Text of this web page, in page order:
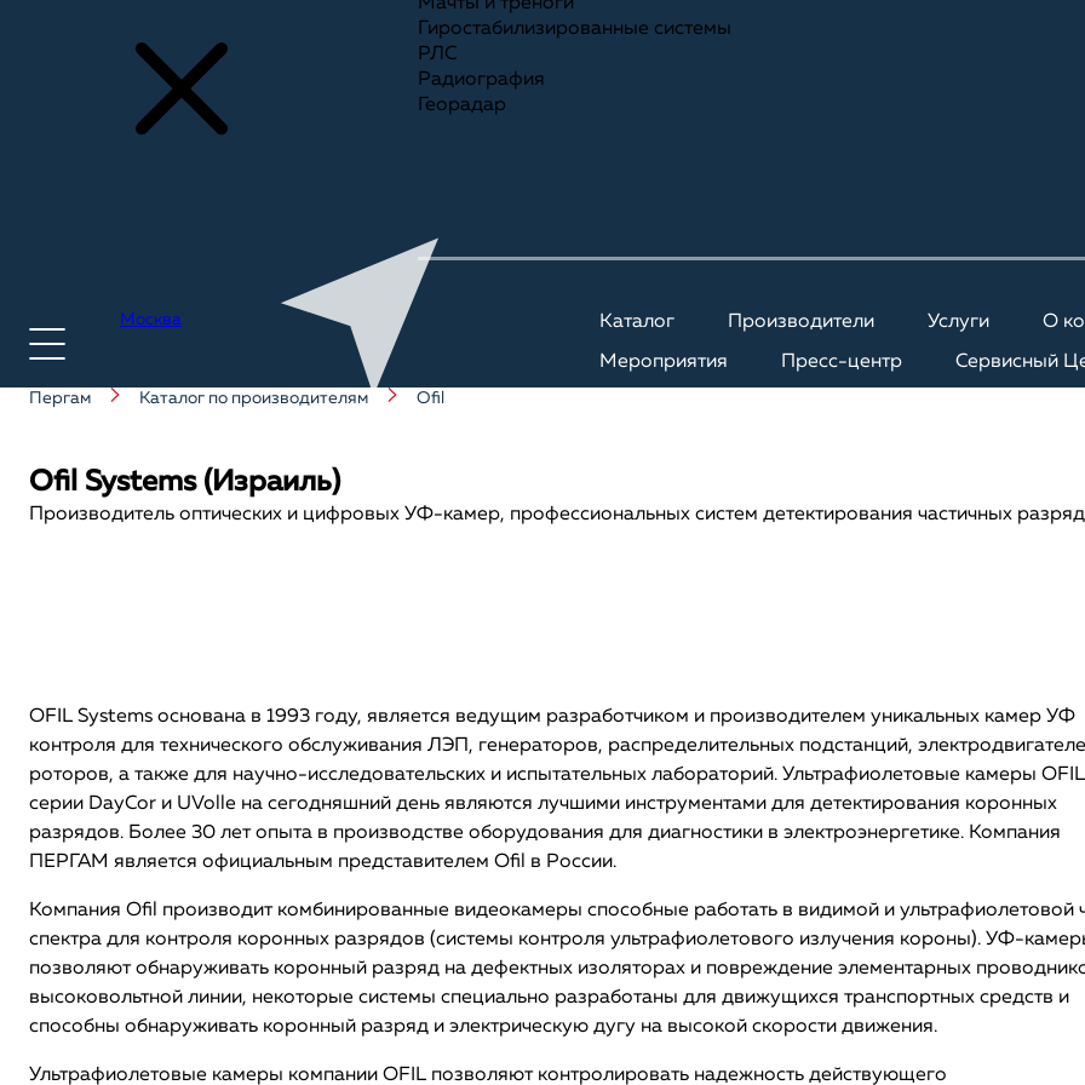
Москва Каталог Производители Услуги О
Мероприятия Пресс-центр Сервисный
Гиростабилизированные системы
РЛС
Радиография
Георадар
Пергам Каталог по производителям Ofil
Ofil Systems (Израиль)
Производитель оптических и цифровых УФ-камер, профессиональных систем детектирования частичных
OFIL Systems основана в 1993 году, является ведущим разработчиком и производителем уникальных камер УФ
контроля для технического обслуживания ЛЭП, генераторов, распределительных подстанций,
роторов, а также для научно-исследовательских и испытательных лабораторий. Ультрафиолетовые камеры OFIL
серии DayCor и UVolle на сегодняшний день являются лучшими инструментами для детектирования коронных
разрядов. Более 30 лет опыта в производстве оборудования для диагностики в электроэнергетике. Компания
ПЕРГАМ является официальным представителем Ofil в России.
Компания Ofil производит комбинированные видеокамеры способные работать в видимой и ультрафиолетовой
спектра для контроля коронных разрядов (системы контроля ультрафиолетового излучения короны). УФ-
позволяют обнаруживать коронный разряд на дефектных изоляторах и повреждение элементарных
высоковольтной линии, некоторые системы специально разработаны для движущихся транспортных средств и
способны обнаруживать коронный разряд и электрическую дугу на высокой скорости движения.
Ультрафиолетовые камеры компании OFIL позволяют контролировать надежность действующего